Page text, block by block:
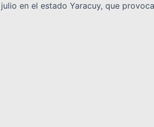
en el estado Yaracuy, que